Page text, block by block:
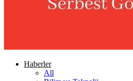
Haberler
All